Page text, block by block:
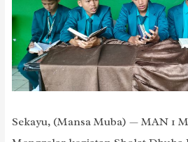
Sekayu, (Mansa Muba) — MAN 1